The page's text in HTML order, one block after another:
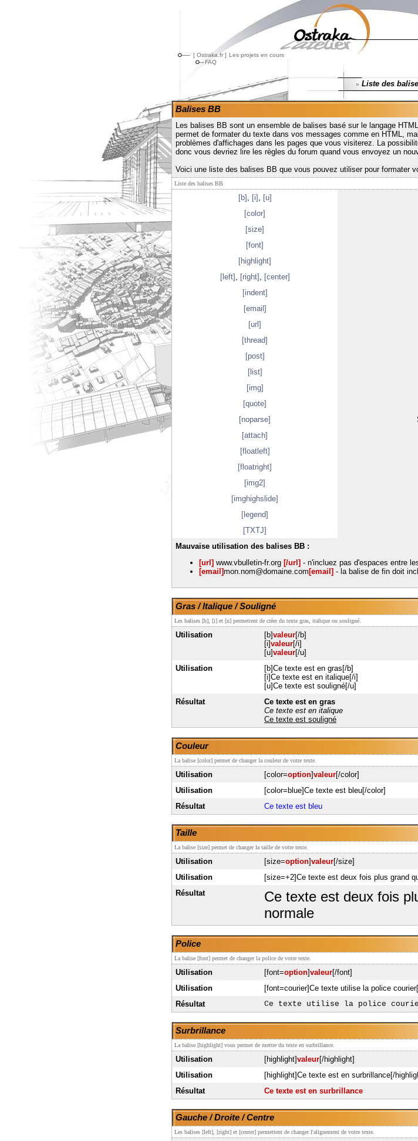
[ Ostraka.fr ] Les projets en cours
FAQ
» Liste des
Balises BB
Les balises BB sont un ensemble de balises basé sur le langage
permet de formater du texte dans vos messages comme en HTML,
problèmes d'affichages dans les pages que vous visiterez. La
donc vous devriez lire les règles du forum quand vous envoyez un
Voici une liste des balises BB que vous pouvez utiliser pour formater
Liste des balises BB
[b] , [i] , [u]
[color]
[size]
[font]
[highlight]
[left] , [right] , [center]
[indent]
[email]
[url]
[thread]
[post]
[list]
[img]
[quote]
[noparse]
[attach]
[floatleft]
[floatright]
[img2]
[imghighslide]
[legend]
[TXTJ]
Mauvaise utilisation des balises BB :
[url] www.vbulletin-fr.org [/url] - n'incluez pas d'espaces entre
[email]mon.nom@domaine.com [email] - la balise de fin doit
Gras / Italique / Souligné
Les balises [b], [i] et [u] permettent de créer du texte gras, italique ou souligné.
Utilisation [b]valeur[/b]
[i]valeur[/i]
[u]valeur[/u]
Utilisation
[b]Ce texte est en gras[/b]
[i]Ce texte est en italique[/i]
[u]Ce texte est souligné[/u]
Résultat
Ce texte est en gras
Ce texte est en italique
Ce texte est souligné
Couleur
La balise [color] permet de changer la couleur de votre texte.
Utilisation [color=option]valeur[/color]
Utilisation
[color=blue]Ce texte est bleu[/color]
Résultat
Ce texte est bleu
Taille
La balise [size] permet de changer la taille de votre texte.
Utilisation [size=option]valeur[/size]
Utilisation
[size=+2]Ce texte est deux fois plus grand
Résultat
Ce texte est deux fois
normale
Police
La balise [font] permet de changer la police de votre texte.
Utilisation [font=option]valeur[/font]
Utilisation
[font=courier]Ce texte utilise la police
Résultat
Ce texte utilise la police
Surbrillance
La balise [highlight] vous permet de mettre du texte en surbrillance.
Utilisation [highlight]valeur[/highlight]
Utilisation
[highlight]Ce texte est en surbrillance[/
Résultat
Ce texte est en surbrillance
Gauche / Droite / Centre
Les balises [left], [right] et [center] permettent de changer l'alignement de votre texte.